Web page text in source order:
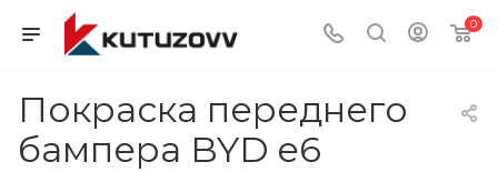
0
Покраска переднего
бампера BYD e6